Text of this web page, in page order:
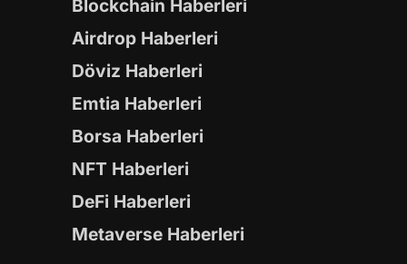
Blockchain Haberleri
Airdrop Haberleri
Döviz Haberleri
Emtia Haberleri
Borsa Haberleri
NFT Haberleri
DeFi Haberleri
Metaverse Haberleri